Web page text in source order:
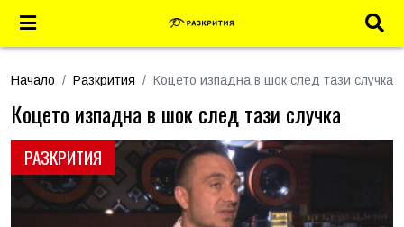
Начало Разкрития Коцето изпадна в шок след тази случка
РАЗКРИТИЯ
Коцето изпадна в шок след тази случка